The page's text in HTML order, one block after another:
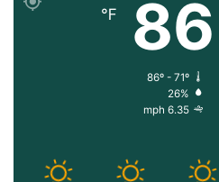
86
℉
86º - 71º
26%
6.35 mph